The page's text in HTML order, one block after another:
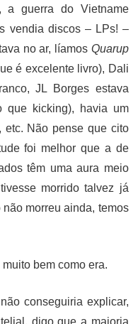
a guerra do Vietname
vendia discos – LPs! –
no ar, líamos Quarup
é excelente livro), Dali
JL Borges estava
que kicking), havia um
etc. Não pense que cito
foi melhor que a de
têm uma aura meio
morrido talvez já
morreu ainda, temos
bem como era.
conseguiria explicar,
digo que a maioria